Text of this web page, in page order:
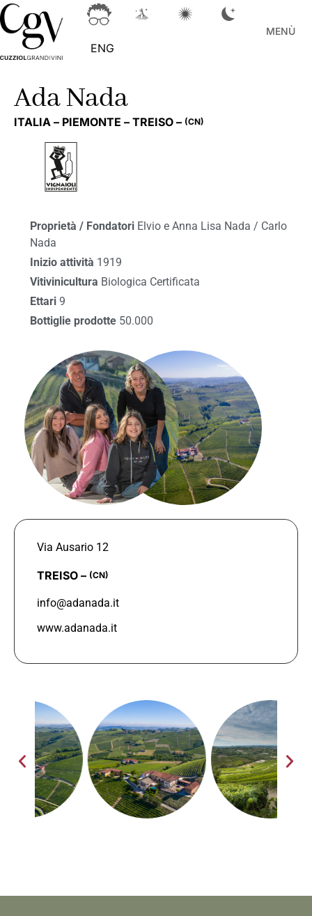
ENG
MENÙ
Ada Nada
ITALIA – PIEMONTE – TREISO – (CN)
Proprietà / Fondatori Elvio e Anna Lisa Nada / Carlo
Nada
Inizio attività 1919
Vitivinicultura Biologica Certificata
Ettari 9
Bottiglie prodotte 50.000
Via Ausario 12
TREISO – (CN)
info@adanada.it
www.adanada.it